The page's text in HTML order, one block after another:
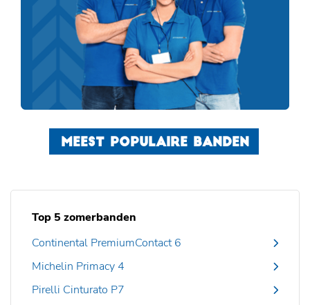
MEEST POPULAIRE BANDEN
Top 5 zomerbanden
Continental PremiumContact 6
Michelin Primacy 4
Pirelli Cinturato P7